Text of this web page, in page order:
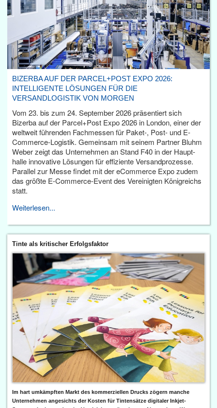
BIZERBA AUF DER PARCEL+POST EXPO 2026:
INTELLIGENTE LÖSUNGEN FÜR DIE
VERSANDLOGISTIK VON MORGEN
Vom 23. bis zum 24. September 2026 präsentiert sich
Bizerba auf der Parcel+Post Expo 2026 in London, einer der
weltweit führenden Fachmessen für Paket-, Post- und E-
Commerce-Logistik. Gemeinsam mit seinem Partner Bluhm
Weber zeigt das Unternehmen an Stand F40 in der Haupt­
halle innovative Lösungen für effiziente Versandprozesse.
Parallel zur Messe findet mit der eCommerce Expo zudem
das größte E-Commerce-Event des Vereinigten Königreichs
statt.
Weiterlesen...
Tinte als kritischer Erfolgsfaktor
Im hart umkämpften Markt des kommerziellen Drucks zögern manche
Unternehmen angesichts der Kosten für Tintensätze digitaler Inkjet-